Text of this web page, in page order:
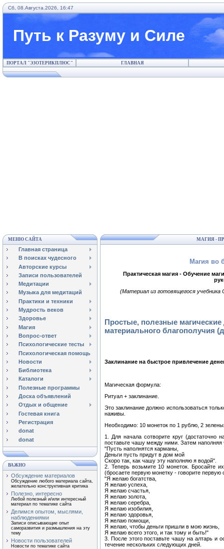
Сб, 08.Августа.2026, 16:47
Путь к Разуму и Силе
ПОРТАЛ "ЭЗОТЕРИКПЛЮС" ГЛАВНАЯ
МЕНЮ САЙТА
Главная страница
В поисках чудесного
Авторские курсы
Записи пользователей
Медитации
Музыка для медитаций
Практики и техники
Мудрость веков
Здоровье
Магия
Вопрос-ответ
Психологические тесты
Психологическая помощь
Новости
Библиотека
Каталоги
Полезные программы
Доска объявлений
Отдых и общение
Гостевая книга
Регистрация
donat
donat
ВАЖНО
Обсуждение материалов
Обсуждение любого материала сайта,
желательно конструктивная критика
Полезно, интересно
Любой полезный и/или интересный
материал по тематике сайта
Делимся опытом, мыслями,
наблюдениями
Записи описывающие опыт
саморазвития и размышления на эту
тему
Новости пользователей
Новости по тематике сайта
МАГИЯ -
Магия во
Практическая магия - Обучение
(Материал из готовящегося
Простые, полезные
материального благополучия
Заклинание на быстрое привлечение
Магическая формула:
Ритуал + заклинание.
Это заклинание должно использоваться
наживы.
Необходимо: 10 монеток по 1 рублю, 2
1. Для начала сотворите круг (достаточно
поставьте чашу между ними. Затем
"Пусть наполнятся карманы,
Деньги пусть придут в дом мой
Скоро так, как чашу эту наполняю я водой".
2. Теперь возьмите 10 монеток. Бросайте
(бросаете первую монетку - говорите первую
"Я желаю богатства,
Я желаю успеха,
Я желаю счастья,
Я желаю золота,
Я желаю серебра,
Я желаю изобилия,
Я желаю здоровья,
Я желаю помощи,
Я желаю, чтобы деньги пришли в мою жизнь,
Я желаю всего этого, и так тому и быть!"
3. После этого поставьте чашу на алтарь и
течение нескольких следующих дней.